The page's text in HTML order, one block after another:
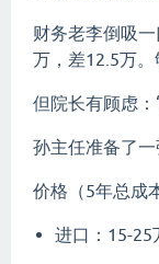
财务老李倒吸
万，差12.5万
但院长有顾虑
孙主任准备了一
价格（5年总成
进口：15-25